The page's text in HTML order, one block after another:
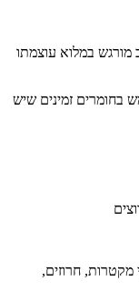
במלוא עוצמתו
בחומרים זמינים שיש
מקטרות, חרוזים,